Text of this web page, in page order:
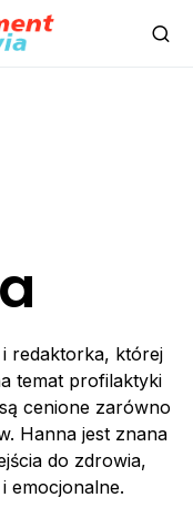
redaktorka, której
temat profilaktyki
cenione zarówno
Hanna jest znana
do zdrowia,
emocjonalne.